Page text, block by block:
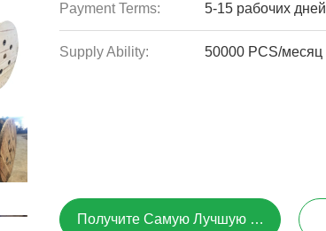
Payment Terms: 5-15 рабочих дней
Supply Ability: 50000 PCS/месяц
Получите Самую Лучшую Цену